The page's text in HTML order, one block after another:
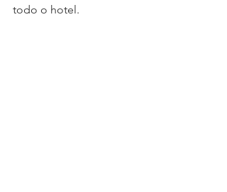
todo o hotel.